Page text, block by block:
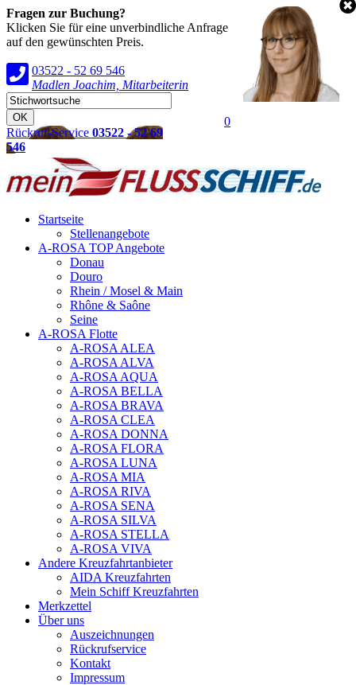
Fragen zur Buchung?
Klicken Sie für eine unverbindliche Anfrage
auf den gewünschten Preis.
03522 - 52 69 546
Madlen Joachim, Mitarbeiterin
0
Rückruf-Service 03522 - 52 69
546
Startseite
Stellenangebote
A-ROSA TOP Angebote
Donau
Douro
Rhein / Mosel & Main
Rhône & Saône
Seine
A-ROSA Flotte
A-ROSA ALEA
A-ROSA ALVA
A-ROSA AQUA
A-ROSA BELLA
A-ROSA BRAVA
A-ROSA CLEA
A-ROSA DONNA
A-ROSA FLORA
A-ROSA LUNA
A-ROSA MIA
A-ROSA RIVA
A-ROSA SENA
A-ROSA SILVA
A-ROSA STELLA
A-ROSA VIVA
Andere Kreuzfahrtanbieter
AIDA Kreuzfahrten
Mein Schiff Kreuzfahrten
Merkzettel
Über uns
Auszeichnungen
Rückrufservice
Kontakt
Impressum